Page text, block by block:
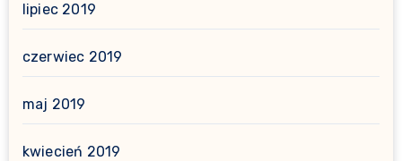
lipiec 2019
czerwiec 2019
maj 2019
kwiecień 2019